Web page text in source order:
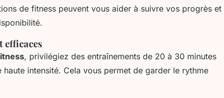
de fitness peuvent vous aider à suivre vos progrès et
efficaces
, privilégiez des entraînements de 20 à 30 minutes
intensité. Cela vous permet de garder le rythme